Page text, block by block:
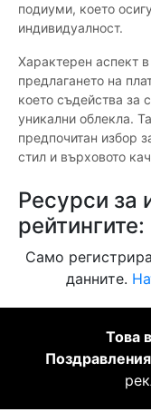
подиуми, което
индивидуалност.
Характерен аспект
предлагането на
което съдейства за
уникални облекла.
предпочитан избор
стил и върховото
Ресурси за
рейтингите:
Само
данните.
Това